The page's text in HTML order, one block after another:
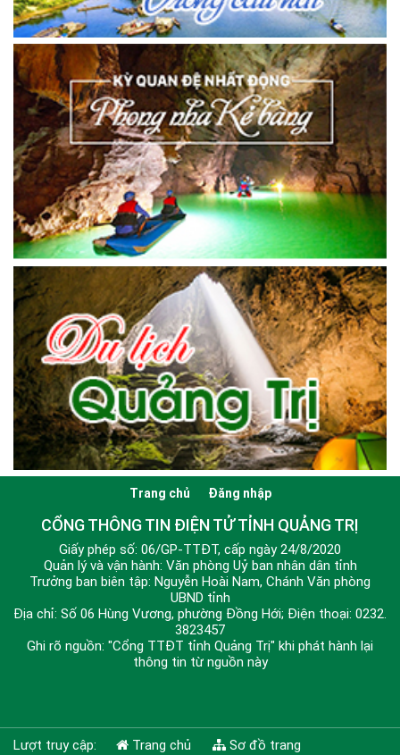
Trang chủ Đăng nhập
CỔNG THÔNG TIN ĐIỆN TỬ TỈNH QUẢNG TRỊ
Giấy phép số: 06/GP-TTĐT, cấp ngày 24/8/2020
Quản lý và vận hành: Văn phòng Uỷ ban nhân dân tỉnh
Trưởng ban biên tập: Nguyễn Hoài Nam, Chánh Văn phòng
UBND tỉnh
Địa chỉ: Số 06 Hùng Vương, phường Đồng Hới; Điện thoại: 0232.
3823457
Ghi rõ nguồn: "Cổng TTĐT tỉnh Quảng Trị" khi phát hành lại
thông tin từ nguồn này
Lượt truy cập:
Trang chủ Sơ đồ trang